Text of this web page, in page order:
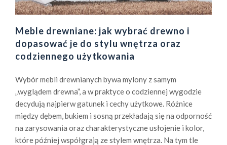
Meble drewniane: jak wybrać drewno i
dopasować je do stylu wnętrza oraz
codziennego użytkowania
Wybór mebli drewnianych bywa mylony z samym
„wyglądem drewna”, a w praktyce o codziennej wygodzie
decydują najpierw gatunek i cechy użytkowe. Różnice
między dębem, bukiem i sosną przekładają się na odporność
na zarysowania oraz charakterystyczne usłojenie i kolor,
które później współgrają ze stylem wnętrza. Na tym tle